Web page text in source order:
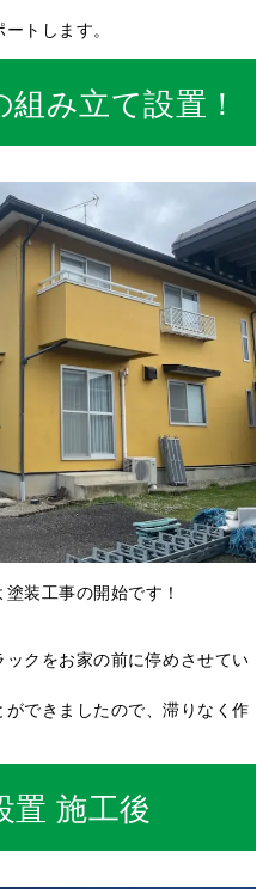
トします。
み立て設置！
装工事の開始です！
クをお家の前に停めさせてい
できましたので、滞りなく作
置 施工後